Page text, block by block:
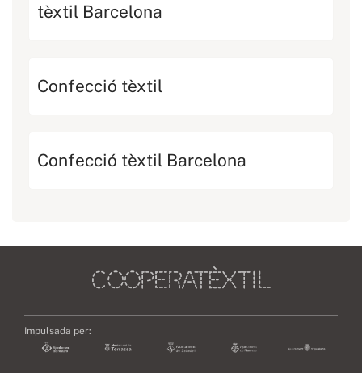
tèxtil Barcelona
Confecció tèxtil
Confecció tèxtil Barcelona
Impulsada per: